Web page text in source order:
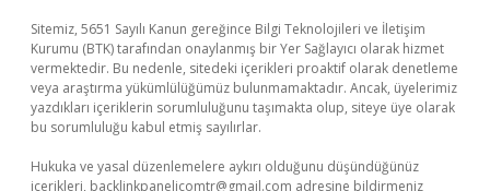
Sitemiz, 5651 Sayılı Kanun gereğince Bilgi Teknolojileri ve İletişim
Kurumu (BTK) tarafından onaylanmış bir Yer Sağlayıcı olarak hizmet
vermektedir. Bu nedenle, sitedeki içerikleri proaktif olarak denetleme
veya araştırma yükümlülüğümüz bulunmamaktadır. Ancak, üyelerimiz
yazdıkları içeriklerin sorumluluğunu taşımakta olup, siteye üye olarak
bu sorumluluğu kabul etmiş sayılırlar.
Hukuka ve yasal düzenlemelere aykırı olduğunu düşündüğünüz
içerikleri, backlinkpanelicomtr@gmail.com adresine bildirmeniz